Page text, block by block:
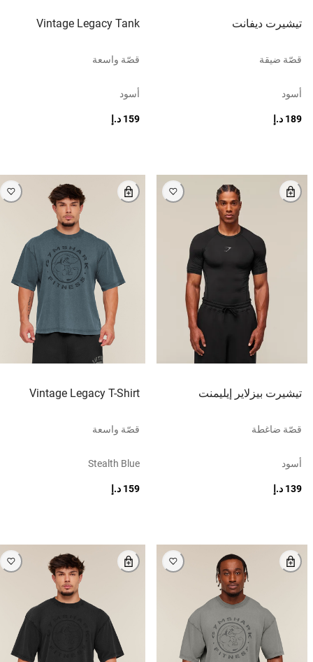
تيشيرت ديفانت
قصّة ضيقة
أسود
189 د.إ
Vintage Legacy Tank
قصّة واسعة
أسود
159 د.إ
تيشيرت بيزلاير إيليمنت
قصّة ضاغطة
أسود
139 د.إ
Vintage Legacy T-Shirt
قصّة واسعة
Stealth Blue
159 د.إ